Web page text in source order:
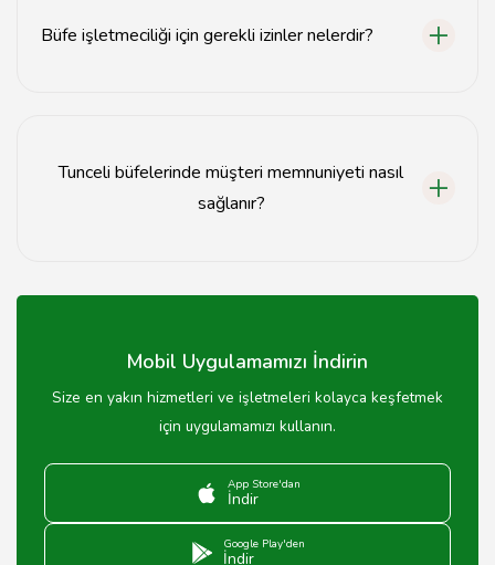
Büfe işletmeciliği için gerekli izinler nelerdir?
Tunceli büfelerinde müşteri memnuniyeti nasıl
sağlanır?
müşteri memnuniyetini artırmanın anahtarlarıdır.
Mobil Uygulamamızı İndirin
Size en yakın hizmetleri ve işletmeleri kolayca keşfetmek
için uygulamamızı kullanın.
App Store'dan
İndir
Google Play'den
İndir